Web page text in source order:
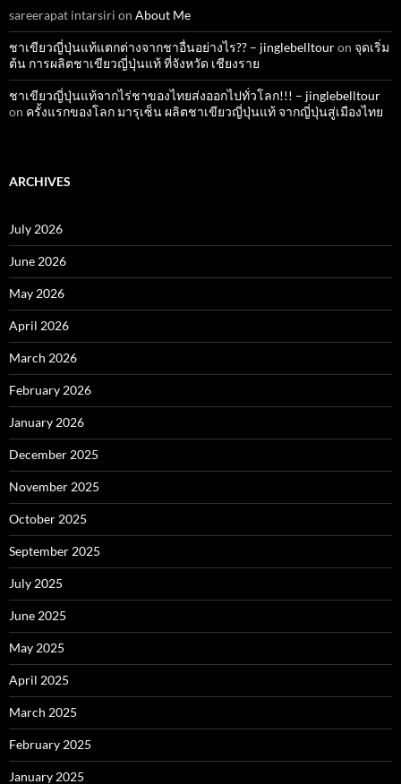
sareerapat intarsiri on About Me
ชาเขียวญี่ปุ่นแท้แตกต่างจากชาอื่นอย่างไร?? – jinglebelltouron จุดเริ่ม
ต้น การผลิตชาเขียวญี่ปุ่นแท้ ที่จังหวัด เชียงราย
ชาเขียวญี่ปุ่นแท้จากไร่ชาของไทยส่งออกไปทั่วโลก!!! – jinglebelltour
on ครั้งแรกของโลก มารุเซ็น ผลิตชาเขียวญี่ปุ่นแท้ จากญี่ปุ่นสู่เมืองไทย
ARCHIVES
July 2026
June 2026
May 2026
April 2026
March 2026
February 2026
January 2026
December 2025
November 2025
October 2025
September 2025
July 2025
June 2025
May 2025
April 2025
March 2025
February 2025
January 2025